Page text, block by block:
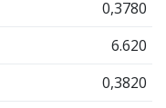
0,3780
6.620
0,3820